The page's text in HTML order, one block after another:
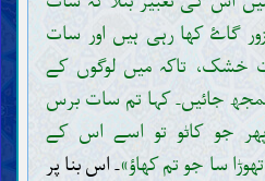
گاۓ کھا رہی ہیں اور سات
خشک، تاکہ میں لوگوں کے
جائیں۔ کہا تم سات برس
پھر جو کاٹو تو اسے اس کے
سا جو تم کھاؤ»۔ اس بنا پر